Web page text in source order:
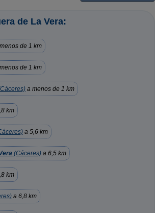
de La Vera:
de 1 km
de 1 km
a menos de 1 km
km
a 5,6 km
(Cáceres) a 6,5 km
km
a 6,8 km